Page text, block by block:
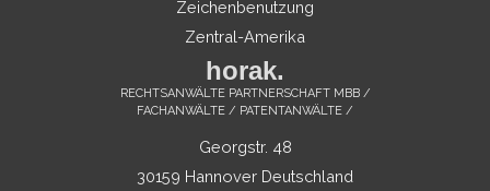
Zeichenbenutzung
Zentral-Amerika
horak.
RECHTSANWÄLTE PARTNERSCHAFT MBB /
FACHANWÄLTE / PATENTANWÄLTE /
Georgstr. 48
30159 Hannover Deutschland